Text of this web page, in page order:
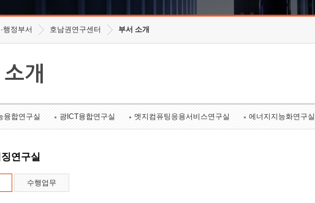
행정부서 호남권연구센터 부서 소개
개
융합연구실 광ICT융합연구실 엣지컴퓨팅응용서비스연구실 에너지지능화연구실
연구실
수행업무